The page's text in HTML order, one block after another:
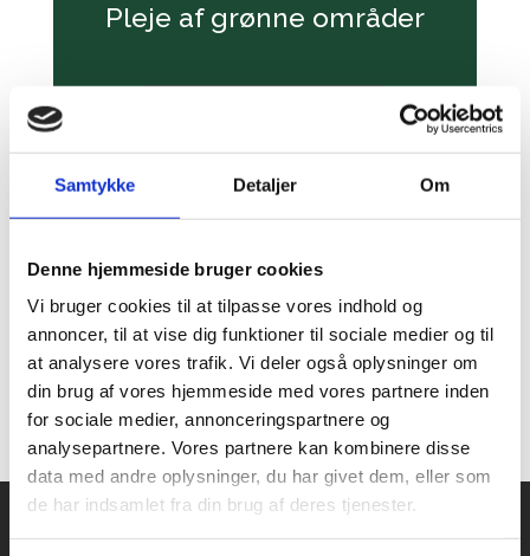
Samtykke Detaljer Om
Denne hjemmeside bruger cookies
Vi bruger cookies til at tilpasse vores indhold og
annoncer, til at vise dig funktioner til sociale medier og til
at analysere vores trafik. Vi deler også oplysninger om
din brug af vores hjemmeside med vores partnere inden
for sociale medier, annonceringspartnere og
analysepartnere. Vores partnere kan kombinere disse
data med andre oplysninger, du har givet dem, eller som
de har indsamlet fra din brug af deres tjenester.
Pleje af grønne områder
Have og anlæg
Mere information